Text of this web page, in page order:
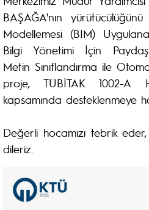
BAŞAĞA'nın
Modellemesi (BIM)
Bilgi Yönetimi İçin
Metin Sınıflandırma ile
proje, TÜBİTAK 1002-A
kapsamında desteklenmeye
Değerli hocamızı tebrik eder,
dileriz.